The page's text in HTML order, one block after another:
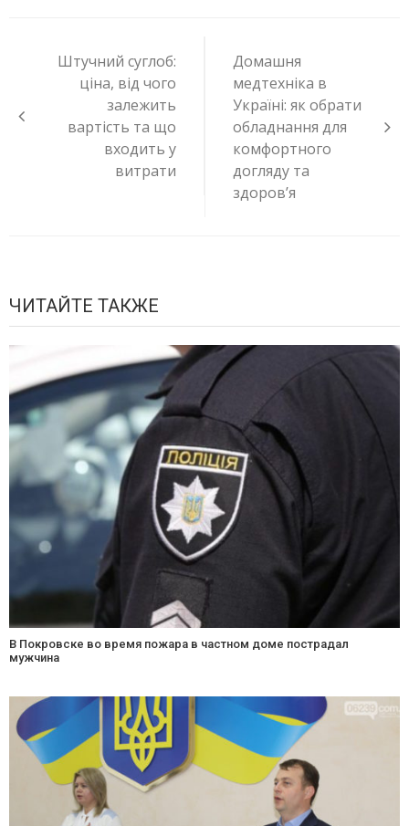
записям
Штучний суглоб:
ціна, від чого
залежить
вартість та що
входить у
витрати
Домашня
медтехніка в
Україні: як обрати
обладнання для
комфортного
догляду та
здоров’я
ЧИТАЙТЕ ТАКЖЕ
В Покровске во время пожара в частном доме пострадал
мужчина